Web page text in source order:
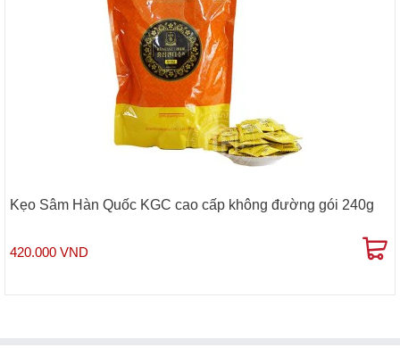
Kẹo Sâm Hàn Quốc KGC cao cấp không đường gói 240g
420.000 VND